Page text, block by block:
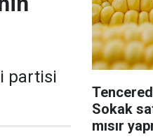
partisi
Sokak
mısır